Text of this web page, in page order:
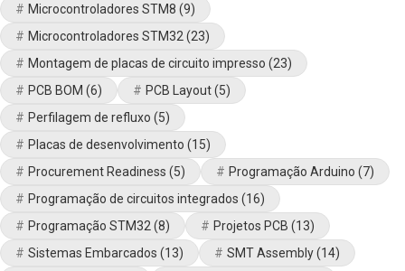
Microcontroladores STM8 (9)
Microcontroladores STM32 (23)
Montagem de placas de circuito impresso (23)
PCB BOM (6) PCB Layout(5)
Perfilagem de refluxo (5)
Placas de desenvolvimento (15)
Procurement Readiness (5) Programação Arduino (7)
Programação de circuitos integrados (16)
Programação STM32 (8) Projetos PCB (13)
Sistemas Embarcados (13) SMT Assembly(14)